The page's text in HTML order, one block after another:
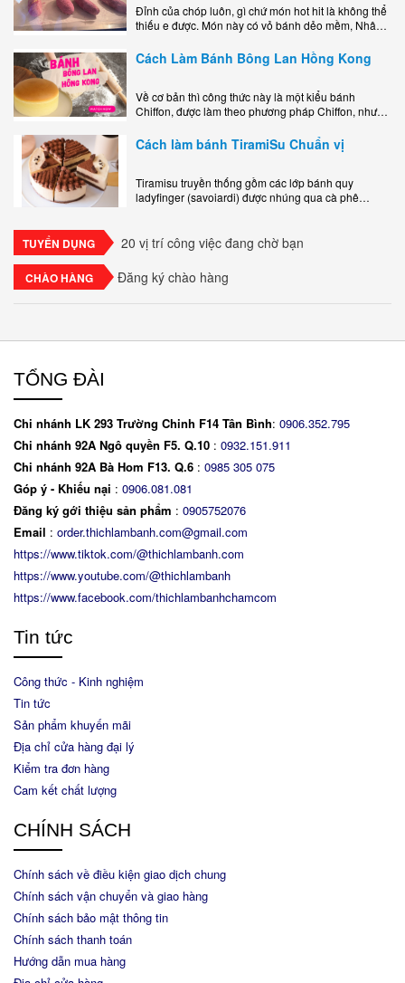
Đỉnh của chóp luôn, gì chứ món hot hit là không thể
thiếu e được. Món này có vỏ bánh dẻo mềm, Nhân
Cách Làm Bánh Bông Lan Hồng Kong
Về cơ bản thì công thức này là một kiểu bánh
Chiffon, được làm theo phương pháp Chiffon, nhưng
ngon, làm..
Cách làm bánh TiramiSu Chuẩn vị
Tiramisu truyền thống gồm các lớp bánh quy
ladyfinger (savoiardi) được nhúng qua cà phê
TUYỂN DỤNG 20 vị trí công việc đang chờ bạn
CHÀO HÀNG Đăng ký chào hàng
TỔNG ĐÀI
Chi nhánh LK 293 Trường Chinh F14 Tân Bình: 0906.352.795
Chi nhánh 92A Ngô quyền F5. Q.10 : 0932.151.911
Chi nhánh 92A Bà Hom F13. Q.6 : 0985 305 075
Góp ý - Khiếu nại : 0906.081.081
Đăng ký gới thiệu sản phẩm : 0905752076
Email : order.thichlambanh.com@gmail.com
https://www.tiktok.com/@thichlambanh.com
https://www.youtube.com/@thichlambanh
https://www.facebook.com/thichlambanhchamcom
Tin tức
Công thức - Kinh nghiệm
Tin tức
Sản phẩm khuyến mãi
Địa chỉ cửa hàng đại lý
Kiểm tra đơn hàng
Cam kết chất lượng
CHÍNH SÁCH
Chính sách về điều kiện giao dịch chung
Chính sách vận chuyển và giao hàng
Chính sách bảo mật thông tin
Chính sách thanh toán
Hướng dẫn mua hàng